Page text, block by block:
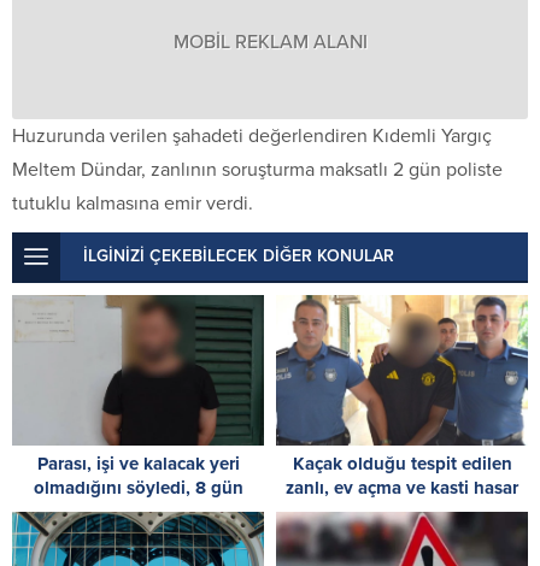
MOBİL REKLAM ALANI
Huzurunda verilen şahadeti değerlendiren Kıdemli Yargıç
Meltem Dündar, zanlının soruşturma maksatlı 2 gün poliste
tutuklu kalmasına emir verdi.
İLGİNİZİ ÇEKEBİLECEK DİĞER KONULAR
Parası, işi ve kalacak yeri
olmadığını söyledi, 8 gün
tutuklu kalacak
Kaçak olduğu tespit edilen
zanlı, ev açma ve kasti hasar
vermekle de itham ediliyor: 8
gün tutukluluk